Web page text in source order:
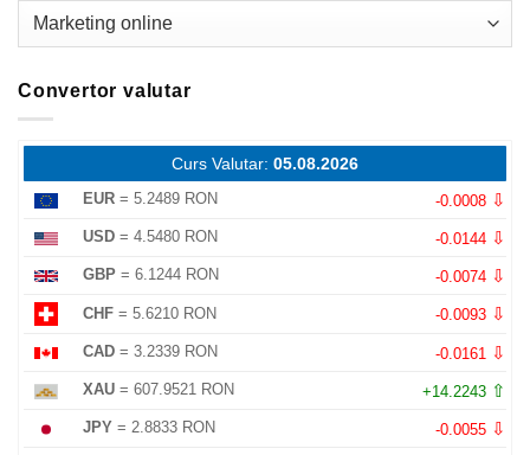
Categorii
Convertor valutar
Curs Valutar: 05.08.2026
EUR = 5.2489 RON -0.0008 ⇩
USD = 4.5480 RON -0.0144 ⇩
GBP = 6.1244 RON -0.0074 ⇩
CHF = 5.6210 RON -0.0093 ⇩
CAD = 3.2339 RON -0.0161 ⇩
XAU = 607.9521 RON +14.2243 ⇧
JPY = 2.8833 RON -0.0055 ⇩